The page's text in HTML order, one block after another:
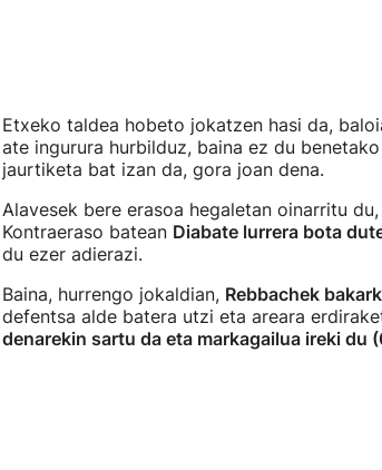
Etxeko taldea hobeto jokatzen hasi da,
ate ingurura hurbilduz, baina ez du
jaurtiketa bat izan da, gora joan dena.
Alavesek bere erasoa hegaletan oinarritu
Kontraeraso batean Diabate lurrera bota
du ezer adierazi.
Baina, hurrengo jokaldian, Rebbachek
defentsa alde batera utzi eta areara
denarekin sartu da eta markagailua ireki du